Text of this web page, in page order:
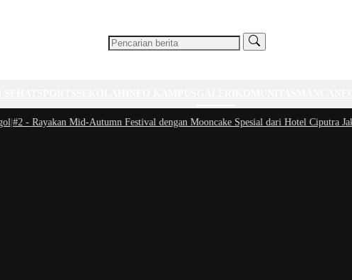
-Rayakan Mid-Autumn Festival dengan Mooncake Spesial dari Hotel Ciputra Jakarta